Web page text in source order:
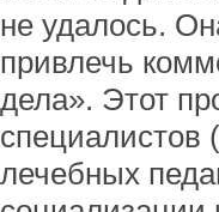
не удалось.
привлечь
дела». Этот
специалистов
лечебных